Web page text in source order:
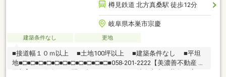
樽見鉄道 北方真桑駅 徒歩12分
岐阜県本巣市宗慶
建築条件なし 更地
■接道幅１０ｍ以上 ■土地100坪以上 ■建築条件なし ■平坦
地■□■□■□■□■□■□■□■□■□■□■□■058-201-2222【美濃善不動産 売